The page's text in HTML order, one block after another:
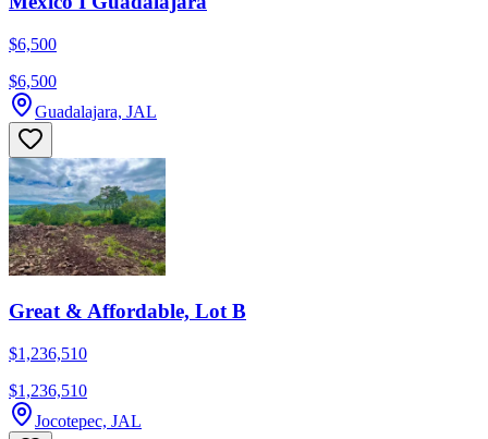
$6,500
$6,500
Guadalajara, JAL
Great & Affordable, Lot B
$1,236,510
$1,236,510
Jocotepec, JAL